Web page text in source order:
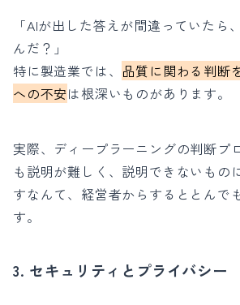
「AIが出した答えが間違っていたら
んだ？」
特に製造業では、 品質に関わる判断
への不安は根深いものがあります。
実際、ディープラーニングの判断プ
も説明が難しく、説明できないもの
すなんて、経営者からするととんで
す。
3. セキュリティとプライバシー